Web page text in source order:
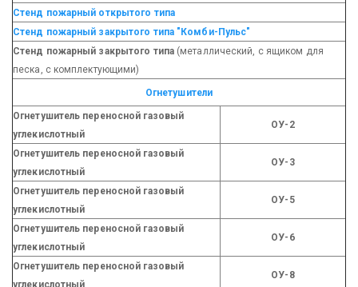
Стенд пожарный открытого типа
Стенд пожарный закрытого типа "Комби-Пульс"
Стенд пожарный закрытого типа (металлический, с ящиком для
песка, с комплектующими)
Огнетушители
Огнетушитель переносной газовый
углекислотный
ОУ-2
Огнетушитель переносной газовый
углекислотный
ОУ-3
Огнетушитель переносной газовый
углекислотный
ОУ-5
Огнетушитель переносной газовый
углекислотный
ОУ-6
Огнетушитель переносной газовый
углекислотный
ОУ-8